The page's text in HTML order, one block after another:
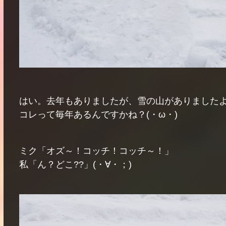
はい。去年もありましたが、雪の山がありました
コレって毎年あるんですかね？(・ω・)
ミク「オズ～！コッチ！コッチ～！」
私「ん？どこ??」(・∀・；)